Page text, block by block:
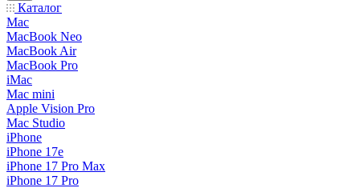
Каталог
Mac
MacBook Neo
MacBook Air
MacBook Pro
iMac
Mac mini
Apple Vision Pro
Mac Studio
iPhone
iPhone 17e
iPhone 17 Pro Max
iPhone 17 Pro